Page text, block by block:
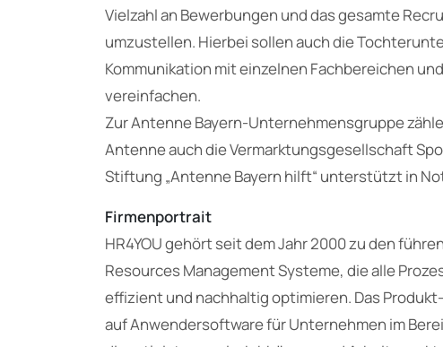
Vielzahl an Bewerbungen und das gesamte
umzustellen. Hierbei sollen auch die
Kommunikation mit einzelnen Fachbereichen
vereinfachen.
Zur Antenne Bayern-Unternehmensgruppe
Antenne auch die Vermarktungsgesellschaft
Stiftung „Antenne Bayern hilft“ unterstützt in
Firmenportrait
HR4YOU gehört seit dem Jahr 2000 zu den
Resources Management Systeme, die alle
effizient und nachhaltig optimieren. Das
auf Anwendersoftware für Unternehmen im